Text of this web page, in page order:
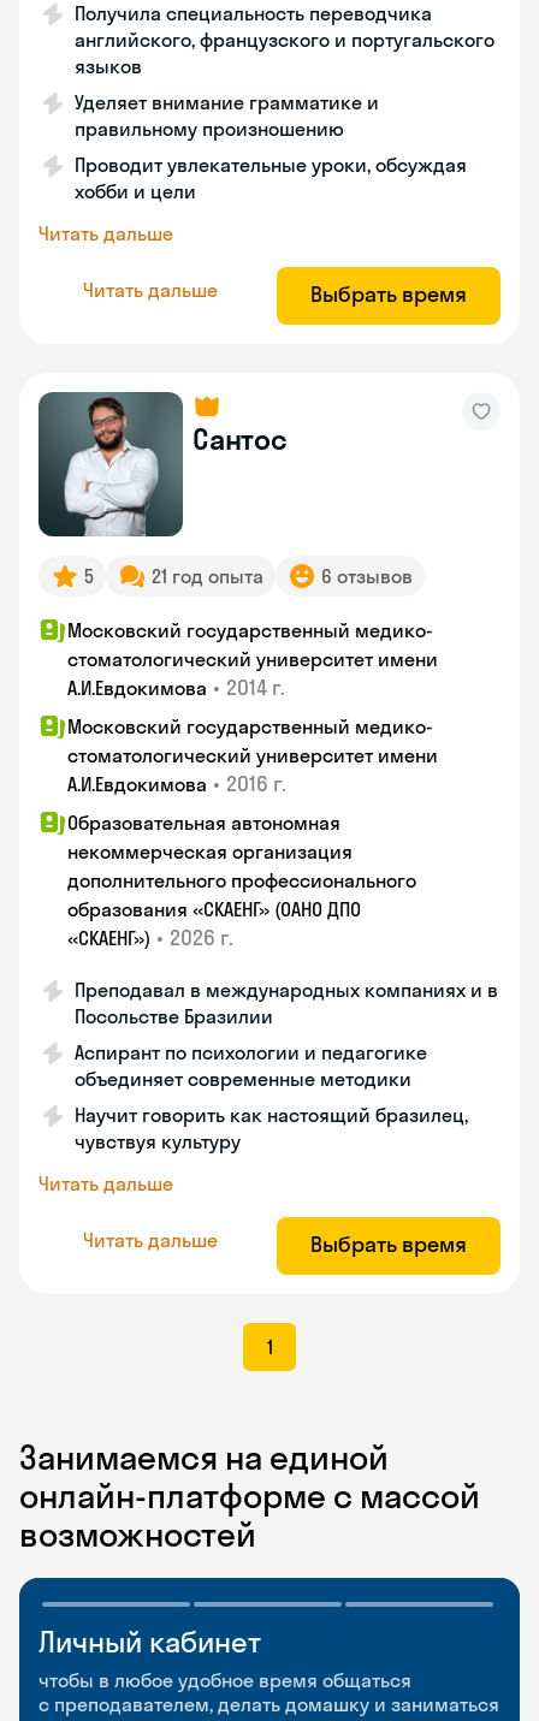
Получила специальность переводчика
английского, французского и португальского
языков
Уделяет внимание грамматике и
правильному произношению
Проводит увлекательные уроки, обсуждая
хобби и цели
Читать дальше
Читать дальше Выбрать время
Сантос
5 21 год опыта 6 отзывов
Московский государственный медико-
стоматологический университет имени
А.И.Евдокимова • 2014 г.
Московский государственный медико-
стоматологический университет имени
А.И.Евдокимова • 2016 г.
Образовательная автономная
некоммерческая организация
дополнительного профессионального
образования «СКАЕНГ» (ОАНО ДПО
«СКАЕНГ») • 2026 г.
Преподавал в международных компаниях и в
Посольстве Бразилии
Аспирант по психологии и педагогике
объединяет современные методики
Научит говорить как настоящий бразилец,
чувствуя культуру
Читать дальше
Читать дальше Выбрать время
1
Занимаемся на единой
онлайн-платформе с массой
возможностей
Личный кабинет
чтобы в любое удобное время общаться
с преподавателем, делать домашку и заниматься
Мобильное
приложение
чтобы заниматься и изучать новые слова где
Разговорные клубы
и Talks
Групповые занятия для разговорной практики